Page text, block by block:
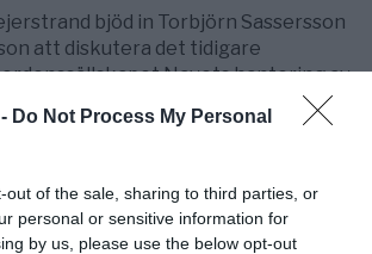
Do Not Process My Personal
out of the sale, sharing to third parties, or
personal or sensitive information for
by us, please use the below opt-out
bjöd in Torbjörn Sassersson
att diskutera det tidigare
Navets hantering av
valet 2018: Kan du se sprickan i
maktkonstruktion?